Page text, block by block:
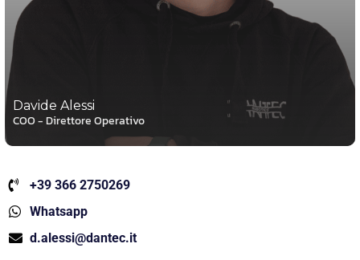
Davide Alessi
COO - Direttore Operativo
+39 366 2750269
Whatsapp
d.alessi@dantec.it